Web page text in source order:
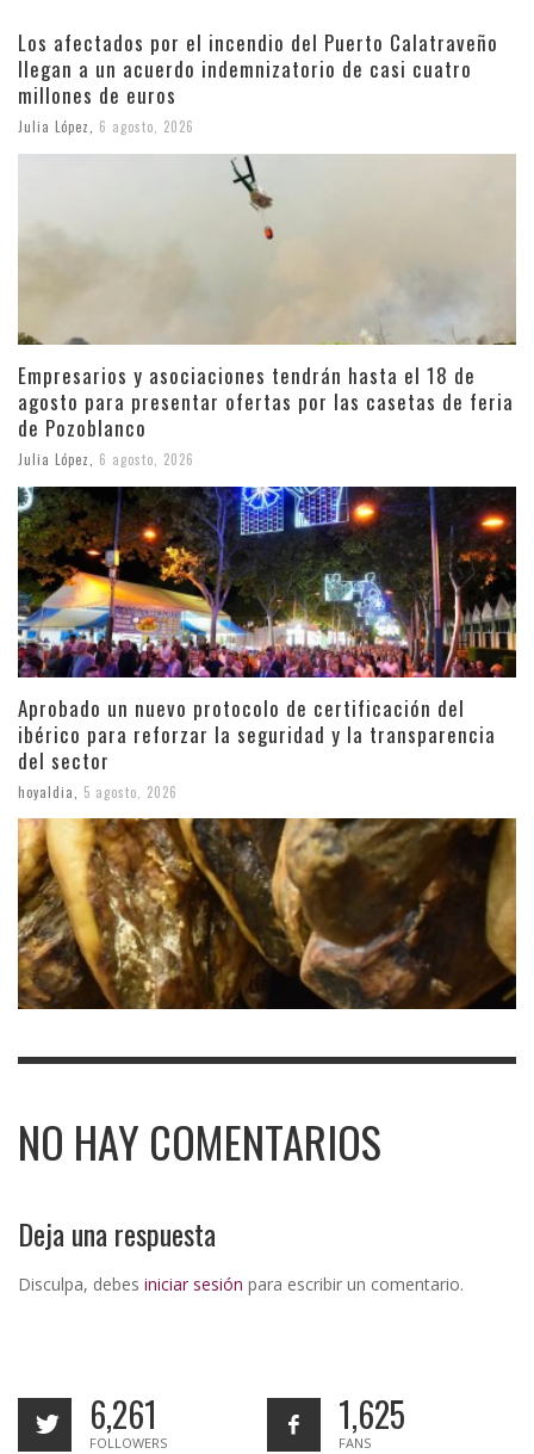
Los afectados por el incendio del Puerto Calatraveño
llegan a un acuerdo indemnizatorio de casi cuatro
millones de euros
Julia López 6 agosto, 2026
Empresarios y asociaciones tendrán hasta el 18 de
agosto para presentar ofertas por las casetas de feria
de Pozoblanco
Julia López 6 agosto, 2026
Aprobado un nuevo protocolo de certificación del
ibérico para reforzar la seguridad y la transparencia
del sector
hoyaldia 5 agosto, 2026
NO HAY COMENTARIOS
Deja una respuesta
Disculpa, debes iniciar sesión para escribir un comentario.
6,261
FOLLOWERS
1,625
FANS